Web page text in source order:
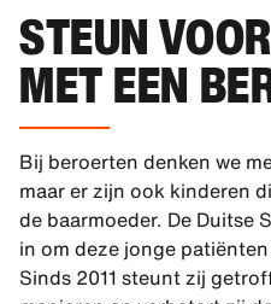
STEUN
MET EEN
Bij beroerten denken we
maar er zijn ook kinderen
de baarmoeder. De Duitse
in om deze jonge
Sinds 2011 steunt zij